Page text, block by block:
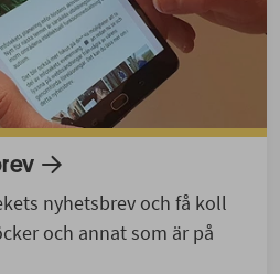
nyhetsbrev och få koll
och annat som är på